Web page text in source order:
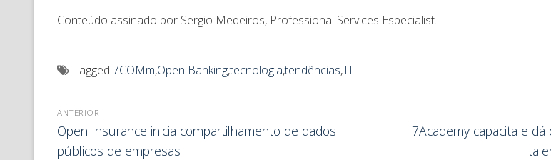
Conteúdo assinado por Sergio Medeiros, Professional Services Especialist.
Tagged 7COMm,Open Banking,tecnologia,tendências,TI
ANTERIOR
Open Insurance inicia compartilhamento de dados
públicos de empresas
7Academy capacita e